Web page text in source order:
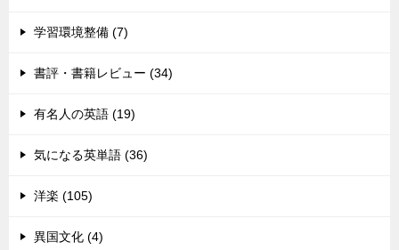
学習環境整備 (7)
書評・書籍レビュー (34)
有名人の英語 (19)
気になる英単語 (36)
洋楽 (105)
異国文化 (4)